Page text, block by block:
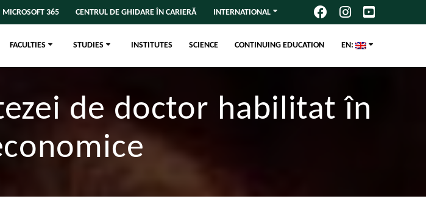
MICROSOFT 365 CENTRUL DE GHIDARE ÎN CARIERĂ INTERNATIONAL
FACULTIES STUDIES INSTITUTES SCIENCE CONTINUING EDUCATION EN:
de doctor habilitat în